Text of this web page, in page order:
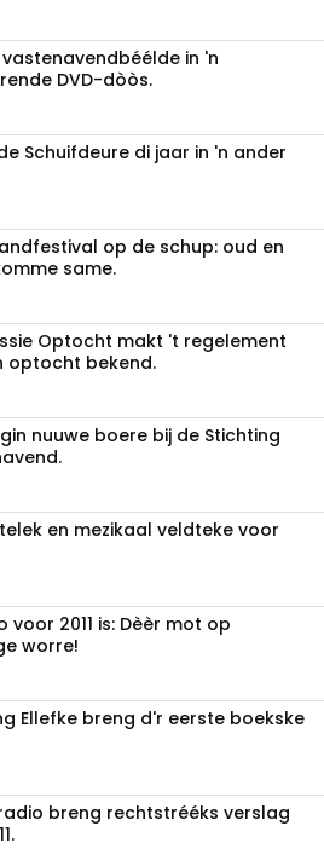
vastenavendbéélde in 'n
DVD-dòòs.
Schuifdeure di jaar in 'n ander
op de schup: oud en
same.
Optocht makt 't regelement
optocht bekend.
nuuwe boere bij de Stichting
en mezikaal veldteke voor
voor 2011 is: Dèèr mot op
worre!
Ellefke breng d'r eerste boekske
breng rechtstrééks verslag